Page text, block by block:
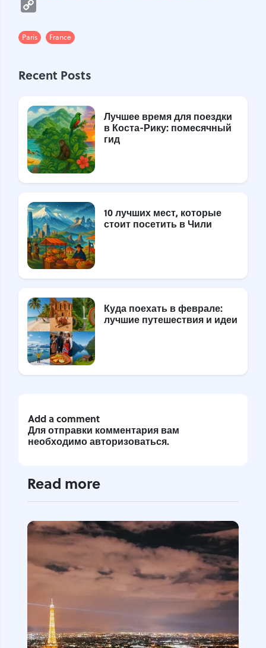
Paris France
Recent Posts
Лучшее время для поездки
в Коста-Рику: помесячный
гид
10 лучших мест, которые
стоит посетить в Чили
Куда поехать в феврале:
лучшие путешествия и идеи
Add a comment
Для отправки комментария вам
необходимоавторизоваться.
Read more